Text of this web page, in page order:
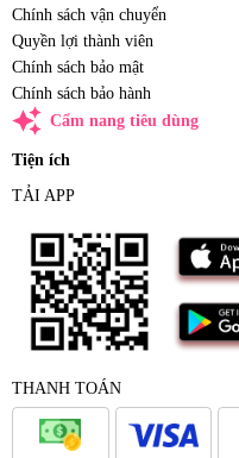
Chính sách vận chuyển
Quyền lợi thành viên
Chính sách bảo mật
Chính sách bảo hành
auto_awesome Cẩm nang tiêu dùng
Tiện ích
TẢI APP
THANH TOÁN